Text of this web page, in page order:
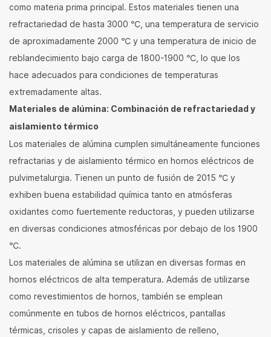
como materia prima principal. Estos materiales tienen una
refractariedad de hasta 3000 ℃, una temperatura de servicio
de aproximadamente 2000 ℃ y una temperatura de inicio de
reblandecimiento bajo carga de 1800-1900 ℃, lo que los
hace adecuados para condiciones de temperaturas
extremadamente altas.
Materiales de alúmina: Combinación de refractariedad y
aislamiento térmico
Los materiales de alúmina cumplen simultáneamente funciones
refractarias y de aislamiento térmico en hornos eléctricos de
pulvimetalurgia. Tienen un punto de fusión de 2015 ℃ y
exhiben buena estabilidad química tanto en atmósferas
oxidantes como fuertemente reductoras, y pueden utilizarse
en diversas condiciones atmosféricas por debajo de los 1900
℃.
Los materiales de alúmina se utilizan en diversas formas en
hornos eléctricos de alta temperatura. Además de utilizarse
como revestimientos de hornos, también se emplean
comúnmente en tubos de hornos eléctricos, pantallas
térmicas, crisoles y capas de aislamiento de relleno,